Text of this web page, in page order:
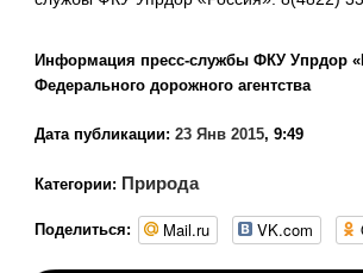
Информация пресс-службы ФКУ Упрдор
Федерального дорожного агентства
Дата публикации: 23 Янв 2015, 9:49
Категории: Природа
Поделиться: Mail.ru VK.com